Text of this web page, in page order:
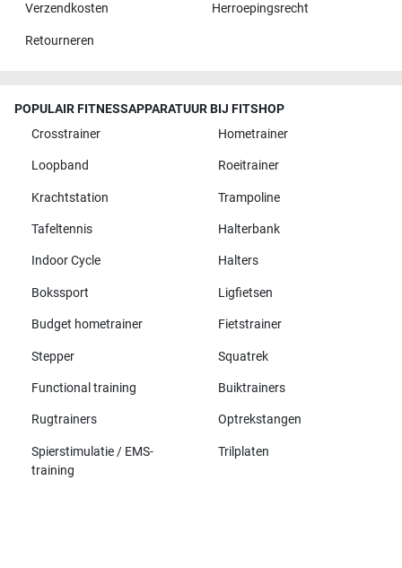
Verzendkosten Herroepingsrecht
Retourneren
POPULAIR FITNESSAPPARATUUR BIJ FITSHOP
Crosstrainer
Hometrainer
Loopband Roeitrainer
Krachtstation Trampoline
Tafeltennis Halterbank
Indoor Cycle Halters
Bokssport Ligfietsen
Budget hometrainer Fietstrainer
Stepper Squatrek
Functional training Buiktrainers
Rugtrainers Optrekstangen
Spierstimulatie / EMS-
training
Trilplaten